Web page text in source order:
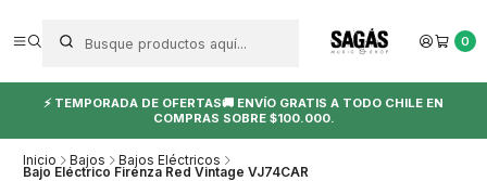
0
⚡ TEMPORADA DE OFERTAS🚚 ENVÍO GRATIS A TODO CHILE EN
COMPRAS SOBRE $100.000.
Inicio Bajos Bajos Eléctricos
Bajo Eléctrico Firenza Red Vintage VJ74CAR